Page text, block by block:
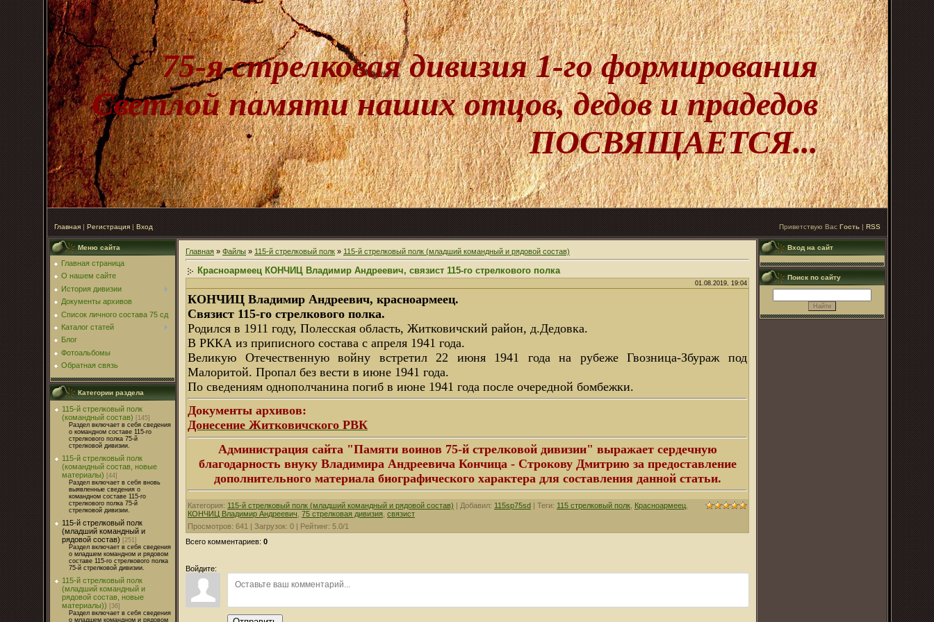
75-я стрелковая дивизия 1-го формирования
Светлой памяти наших отцов, дедов и прадедов
ПОСВЯЩАЕТСЯ...
Главная|Регистрация|Вход Приветствую Вас Гость| RSS
Меню сайта
Главная страница
О нашем сайте
История дивизии
Документы архивов
Список личного состава 75 сд
Каталог статей
Блог
Фотоальбомы
Обратная связь
Категории раздела
115-й стрелковый полк
(командный состав)
[145]
Раздел включает в себя сведения
о командном составе 115-го
стрелкового полка 75-й
стрелковой дивизии.
115-й стрелковый полк
(командный состав, новые
материалы)
[44]
Раздел включает в себя вновь
выявленные сведения о
командном составе 115-го
стрелкового полка 75-й
стрелковой дивизии.
115-й стрелковый полк
(младший командный и
рядовой состав)
[251]
Раздел включает в себя сведения
о младшем командном и рядовом
составе 115-го стрелкового полка
75-й стрелковой дивизии.
115-й стрелковый полк
(младший командный и
рядовой состав, новые
материалы))
[36]
Раздел включает в себя сведения
о младшем командном и рядовом
Главная » Файлы » 115-й стрелковый полк » 115-й стрелковый полк (младший командный и рядовой состав)
Красноармеец КОНЧИЦ Владимир Андреевич, связист 115-го стрелкового полка
01.08.2019, 19:04
КОНЧИЦ Владимир Андреевич, красноармеец.
Связист 115-го стрелкового полка.
Родился в 1911 году, Полесская область, Житковичский район, д.Дедовка.
В РККА из приписного состава с апреля 1941 года.
Великую Отечественную войну встретил 22 июня 1941 года на рубеже Гвозница-Збураж под
Малоритой. Пропал без вести в июне 1941 года.
По сведениям однополчанина погиб в июне 1941 года после очередной бомбежки.
Документы архивов:
Донесение Житковичского РВК
Администрация сайта "Памяти воинов 75-й стрелковой дивизии" выражает сердечную
благодарность внуку Владимира Андреевича Кончица - Строкову Дмитрию за предоставление
дополнительного материала биографического характера для составления данной статьи.
Категория: 115-й стрелковый полк (младший командный и рядовой состав) | Добавил: 115sp75sd | Теги: 115 стрелковый полк Красноармеец
КОНЧИЦ Владимир Андреевич 75 стрелковая дивизия связист
Просмотров: 641 | Загрузок: 0 | Рейтинг: 5.0/1
Всего комментариев: 0
Войдите:
Вход на сайт
Поиск по сайту